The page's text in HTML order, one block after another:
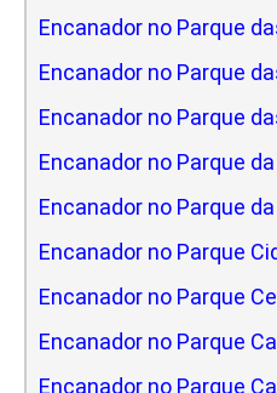
Encanador no Parque
Encanador no Parque
Encanador no Parque
Encanador no Parque
Encanador no Parque
Encanador no Parque
Encanador no Parque
Encanador no Parque
Encanador no Parque